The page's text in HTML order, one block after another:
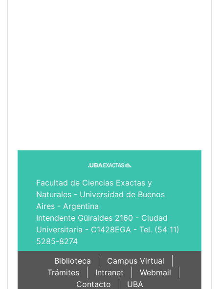
Facultad de Ciencias Exactas y
Naturales - Universidad de Buenos
Aires - Argentina
Intendente Güiraldes 2160 - Ciudad
Universitaria - C1428EGA - Tel. (54 11)
5285-8274
Biblioteca
Campus Virtual
Trámites
Intranet
Webmail
Contacto
UBA